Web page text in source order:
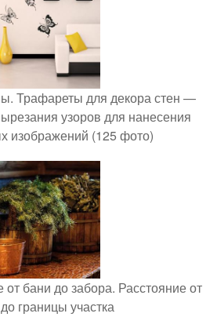
Трафареты для декора стен —
узоров для нанесения
изображений (125 фото)
бани до забора. Расстояние от
границы участка